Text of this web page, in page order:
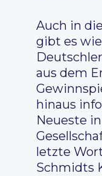
Auch in
gibt es
aus dem
hinaus
Neueste
letzte
Schmidts